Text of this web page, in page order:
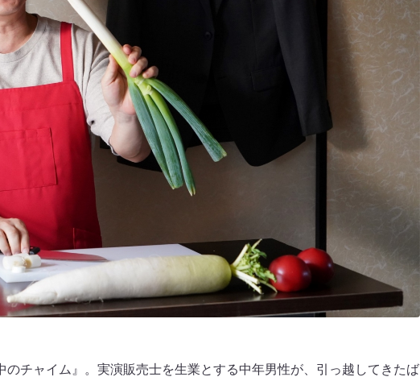
チャイム』。実演販売士を生業とする中年男性が、引っ越してきたば